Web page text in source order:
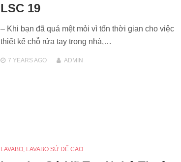
LSC 19
– Khi bạn đã quá mệt mỏi vì tốn thời gian cho việc
thiết kế chỗ rửa tay trong nhà,…
7 YEARSAGO ADMIN
LAVABO, LAVABO SỨ ĐẾ CAO